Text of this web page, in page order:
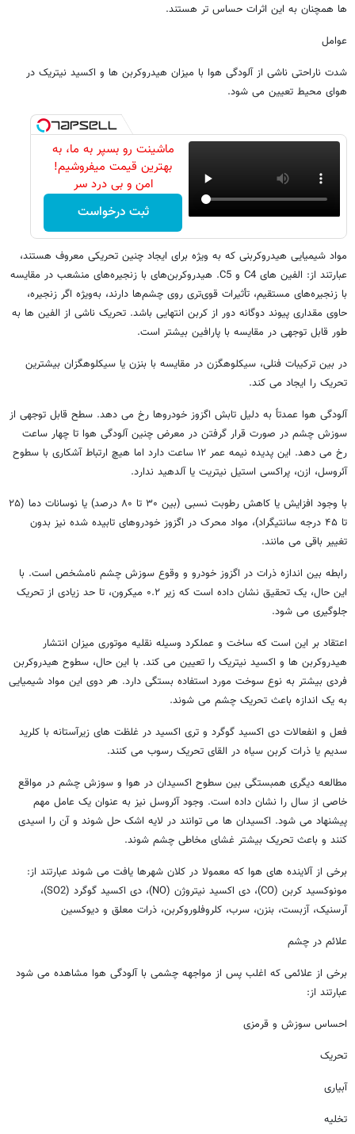
ها همچنان به این اثرات حساس تر هستند.
عوامل
شدت ناراحتی ناشی از آلودگی هوا با میزان هیدروکربن ها و اکسید نیتریک در
هوای محیط تعیین می شود.
ماشینت رو بسپر به ما، به
بهترین قیمت میفروشیم!
امن و بی درد سر
ثبت درخواست
مواد شیمیایی هیدروکربنی که به ویژه برای ایجاد چنین تحریکی معروف هستند،
عبارتند از: الفین های C4 و C5. هیدروکربن‌های با زنجیره‌های منشعب در مقایسه
با زنجیره‌های مستقیم، تأثیرات قوی‌تری روی چشم‌ها دارند، به‌ویژه اگر زنجیره،
حاوی مقداری پیوند دوگانه دور از کربن انتهایی باشد. تحریک ناشی از الفین ها به
طور قابل توجهی در مقایسه با پارافین بیشتر است.
در بین ترکیبات فنلی، سیکلوهگزن در مقایسه با بنزن یا سیکلوهگزان بیشترین
تحریک را ایجاد می کند.
آلودگی هوا عمدتاً به دلیل تابش اگزوز خودروها رخ می دهد. سطح قابل توجهی از
سوزش چشم در صورت قرار گرفتن در معرض چنین آلودگی هوا تا چهار ساعت
رخ می دهد. این پدیده نیمه عمر ۱۲ ساعت دارد اما هیچ ارتباط آشکاری با سطوح
آئروسل، ازن، پراکسی استیل نیتریت یا آلدهید ندارد.
با وجود افزایش یا کاهش رطوبت نسبی (بین ۳۰ تا ۸۰ درصد) یا نوسانات دما (۲۵
تا ۴۵ درجه سانتیگراد)، مواد محرک در اگزوز خودروهای تابیده شده نیز بدون
تغییر باقی می مانند.
رابطه بین اندازه ذرات در اگزوز خودرو و وقوع سوزش چشم نامشخص است. با
این حال، یک تحقیق نشان داده است که زیر ۰.۲ میکرون، تا حد زیادی از تحریک
جلوگیری می شود.
اعتقاد بر این است که ساخت و عملکرد وسیله نقلیه موتوری میزان انتشار
هیدروکربن ها و اکسید نیتریک را تعیین می کند. با این حال، سطوح هیدروکربن
فردی بیشتر به نوع سوخت مورد استفاده بستگی دارد. هر دوی این مواد شیمیایی
به یک اندازه باعث تحریک چشم می شوند.
فعل و انفعالات دی اکسید گوگرد و تری اکسید در غلظت های زیرآستانه با کلرید
سدیم یا ذرات کربن سیاه در القای تحریک رسوب می کنند.
مطالعه دیگری همبستگی بین سطوح اکسیدان در هوا و سوزش چشم در مواقع
خاصی از سال را نشان داده است. وجود آئروسل نیز به عنوان یک عامل مهم
پیشنهاد می شود. اکسیدان ها می توانند در لایه اشک حل شوند و آن را اسیدی
کنند و باعث تحریک بیشتر غشای مخاطی چشم شوند.
برخی از آلاینده های هوا که معمولا در کلان شهرها یافت می شوند عبارتند از:
مونوکسید کربن (CO)، دی اکسید نیتروژن (NO)، دی اکسید گوگرد (SO2)،
آرسنیک، آزبست، بنزن، سرب، کلروفلوروکربن، ذرات معلق و دیوکسین
علائم در چشم
برخی از علائمی که اغلب پس از مواجهه چشمی با آلودگی هوا مشاهده می شود
عبارتند از:
احساس سوزش و قرمزی
تحریک
آبیاری
تخلیه